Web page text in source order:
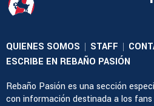
QUIENES SOMOS | STAFF |
ESCRIBE EN REBAÑO PASIÓN
Rebaño Pasión es una sección
con información destinada a los fans